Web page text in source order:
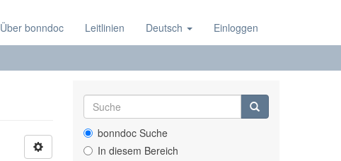
Über bonndoc Leitlinien Deutsch Einloggen
bonndoc Suche
In diesem Bereich